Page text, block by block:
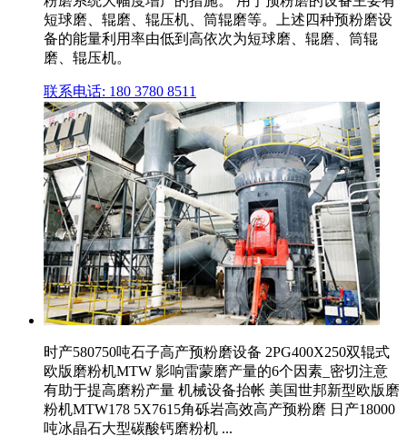
短球磨、辊磨、辊压机、筒辊磨等。上述四种预粉磨设
备的能量利用率由低到高依次为短球磨、辊磨、筒辊
磨、辊压机。
联系电话: 180 3780 8511
时产580750吨石子高产预粉磨设备 2PG400X250双辊式
欧版磨粉机MTW 影响雷蒙磨产量的6个因素_密切注意
有助于提高磨粉产量 机械设备抬帐 美国世邦新型欧版磨
粉机MTW178 5X7615角砾岩高效高产预粉磨 日产18000
吨冰晶石大型碳酸钙磨粉机 ...